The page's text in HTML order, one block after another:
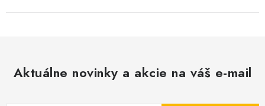
Aktuálne novinky a akcie na váš e-mail